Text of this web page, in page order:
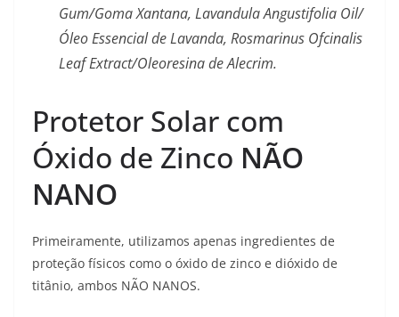
Gum/Goma Xantana, Lavandula Angustifolia Oil/
Óleo Essencial de Lavanda, Rosmarinus Ofcinalis
Leaf Extract/Oleoresina de Alecrim.
Protetor Solar com
Óxido de Zinco NÃO
NANO
Primeiramente, utilizamos apenas ingredientes de
proteção físicos como o óxido de zinco e dióxido de
titânio, ambos NÃO NANOS.